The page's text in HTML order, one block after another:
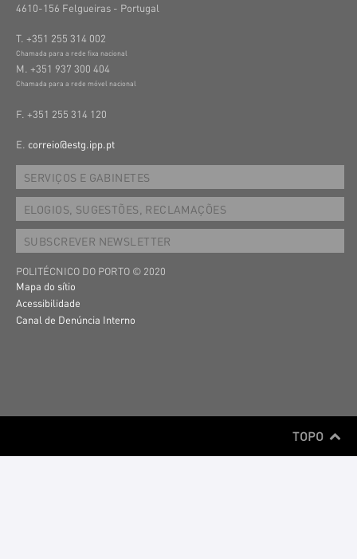
4610-156 Felgueiras - Portugal
T. +351 255 314 002
Chamada para a rede fixa nacional
M. +351 937 300 404
Chamada para a rede móvel nacional
F. +351 255 314 120
E. correio@estg.ipp.pt
SERVIÇOS E GABINETES
ELOGIOS, SUGESTÕES, RECLAMAÇÕES
SUBSCREVER NEWSLETTER
POLITÉCNICO DO PORTO © 2020
Mapa do sítio
Acessibilidade
Canal de Denúncia Interno
TOPO